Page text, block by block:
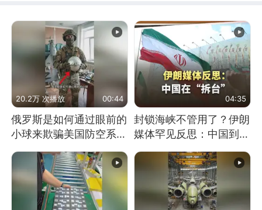
20.2万 次播放 00:44
俄罗斯是如何通过眼前的
小球来欺骗美国防空系统
的
04:35
封锁海峡不管用了？伊朗
媒体罕见反思：中国到底
是不是在"拆台"